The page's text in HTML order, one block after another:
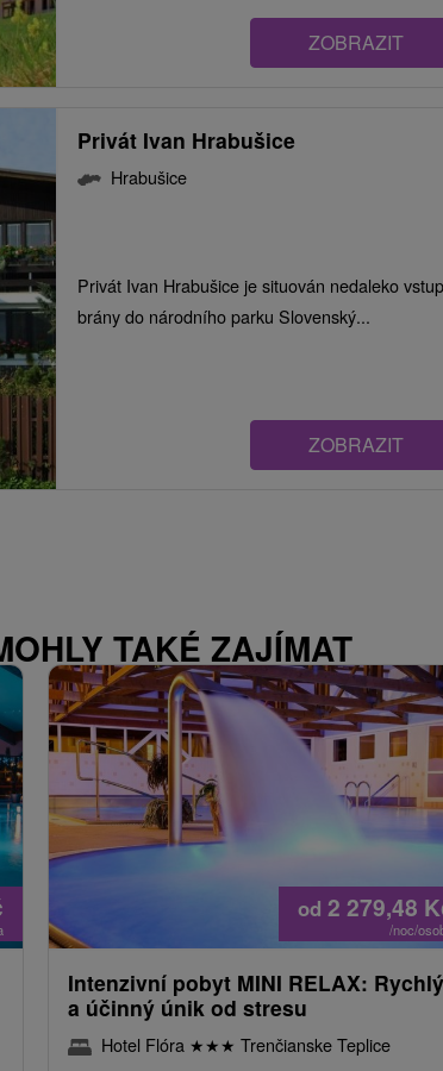
ZOBRAZIT
Privát Ivan Hrabušice
Hrabušice
Privát Ivan Hrabušice je situován nedaleko
brány do národního parku Slovenský...
ZOBRAZIT
TAKÉ ZAJÍMAT
od 2 279,48
/noc/
Intenzivní pobyt MINI RELAX: Rychlý
a účinný únik od stresu
Hotel Flóra ★★★ Trenčianske Teplice